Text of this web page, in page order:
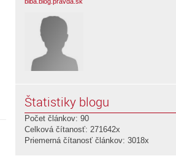
Štatistiky blogu
Počet článkov: 90
Celková čítanosť: 271642x
Priemerná čítanosť článkov: 3018x